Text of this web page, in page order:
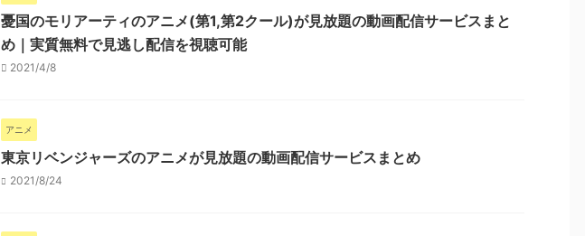
憂国のモリアーティのアニメ(第1,第2クール)が見放題の動画配信サービスまと
め｜実質無料で見逃し配信を視聴可能
2021/4/8
アニメ
東京リベンジャーズのアニメが見放題の動画配信サービスまとめ
2021/8/24